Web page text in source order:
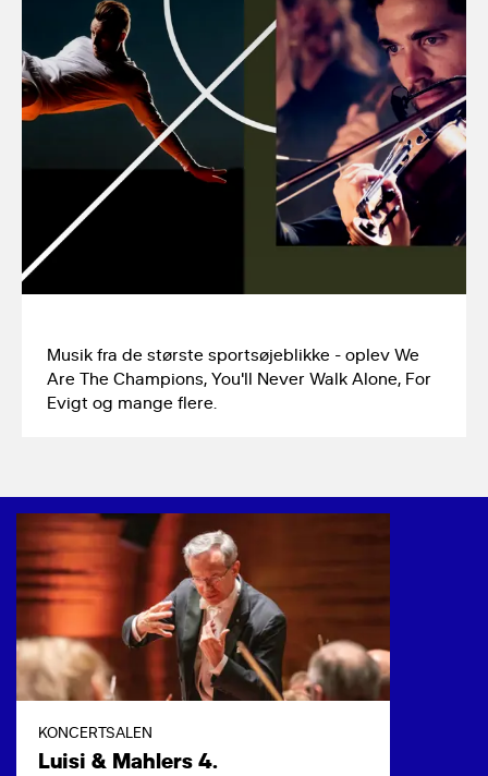
Musik fra de største sportsøjeblikke - oplev We
Are The Champions, You'll Never Walk Alone, For
Evigt og mange flere.
KONCERTSALEN
Luisi & Mahlers 4.